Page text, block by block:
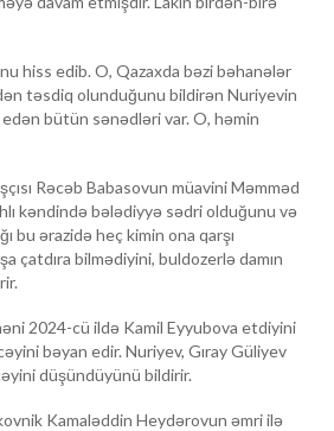
hiss edib. O, Qazaxda bəzi bəhanələr
təsdiq olunduğunu bildirən Nuriyevin
bütün sənədləri var. O, həmin
Rəcəb Babasovun müavini Məmməd
kəndində bələdiyyə sədri olduğunu və
bu ərazidə heç kimin ona qarşı
çatdıra bilmədiyini, buldozerlə damın
2024-cü ildə Kamil Eyyubova etdiyini
bəyan edir. Nuriyev, Gıray Güliyev
düşündüyünü bildirir.
Kamaləddin Heydərovun əmri ilə